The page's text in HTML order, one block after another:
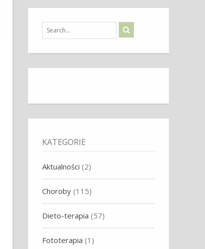
KATEGORIE
Aktualności (2)
Choroby (115)
Dieto-terapia (57)
Fototerapia (1)